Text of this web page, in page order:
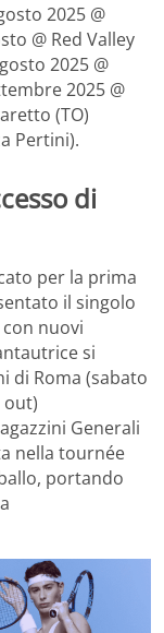
2025 @
@ Red Valley
2025 @
2025 @
(TO)
Pertini).
di
per la prima
il singolo
nuovi
si
di Roma (sabato
out)
Generali
nella tournée
portando